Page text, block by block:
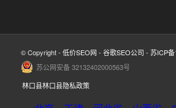
© Copyright - 低价SEO网 - 谷歌SEO公司 - 苏ICP
苏公网安备 32132402000563号
林口县林口县隐私政策